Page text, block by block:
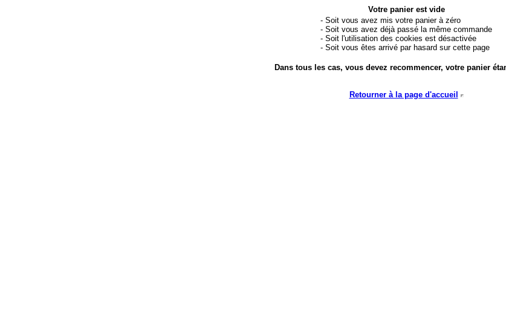
Votre panier est vide
- Soit vous avez mis votre panier à zéro
- Soit vous avez déjà passé la même commande
- Soit l'utilisation des cookies est désactivée
- Soit vous êtes arrivé par hasard sur cette page
Dans tous les cas, vous devez recommencer, votre panier
Retourner à la page d'accueil